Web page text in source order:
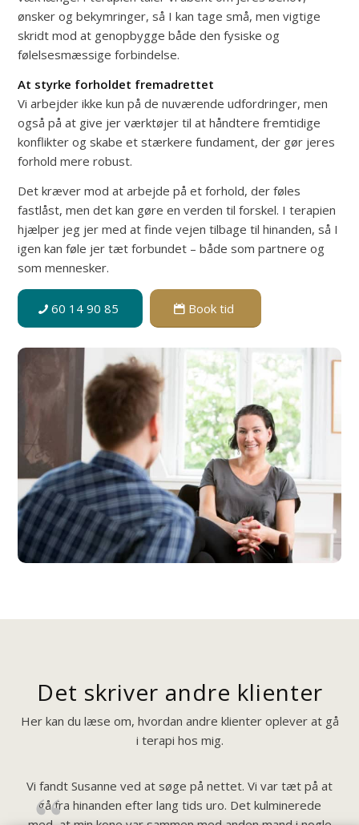
ønsker og bekymringer, så I kan tage små, men vigtige
skridt mod at genopbygge både den fysiske og
følelsesmæssige forbindelse.
At styrke forholdet fremadrettet
Vi arbejder ikke kun på de nuværende udfordringer, men
også på at give jer værktøjer til at håndtere fremtidige
konflikter og skabe et stærkere fundament, der gør jeres
forhold mere robust.
Det kræver mod at arbejde på et forhold, der føles
fastlåst, men det kan gøre en verden til forskel. I terapien
hjælper jeg jer med at finde vejen tilbage til hinanden, så I
igen kan føle jer tæt forbundet – både som partnere og
som mennesker.
60 14 90 85 Book tid
Det skriver andre klienter
Her kan du læse om, hvordan andre klienter oplever at gå
i terapi hos mig.
Vi fandt Susanne ved at søge på nettet. Vi var tæt på at
gå fra hinanden efter lang tids uro. Det kulminerede